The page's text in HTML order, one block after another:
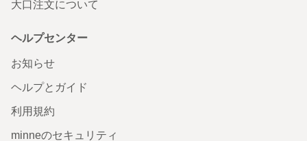
大口注文について
ヘルプセンター
お知らせ
ヘルプとガイド
利用規約
minneのセキュリティ